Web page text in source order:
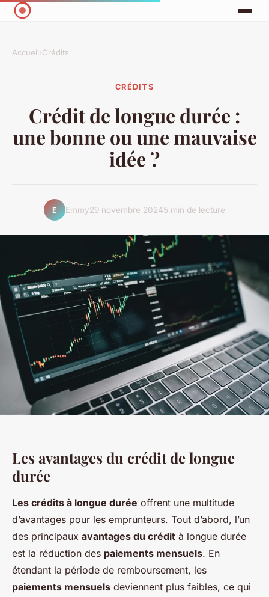
Accueil›Crédits
CRÉDITS
Crédit de longue durée :
une bonne ou une mauvaise
idée ?
E Emmy29 novembre 20245 min de lecture
Les avantages du crédit de longue
durée
Les crédits à longue durée offrent une multitude
d’avantages pour les emprunteurs. Tout d’abord, l’un
des principaux avantages du crédit à longue durée
est la réduction des paiements mensuels. En
étendant la période de remboursement, les
paiements mensuels deviennent plus faibles, ce qui